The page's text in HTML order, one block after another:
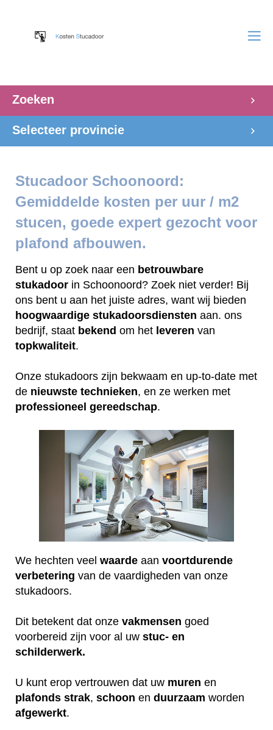
Zoeken
Selecteer provincie
Stucadoor Schoonoord:
Gemiddelde kosten per uur / m2
stucen, goede expert gezocht voor
plafond afbouwen.
Bent u op zoek naar een betrouwbare
stukadoor in Schoonoord? Zoek niet verder! Bij
ons bent u aan het juiste adres, want wij bieden
hoogwaardige stukadoorsdiensten aan. ons
bedrijf, staat bekend om het leveren van
topkwaliteit.
Onze stukadoors zijn bekwaam en up-to-date met
de nieuwste technieken, en ze werken met
professioneel gereedschap.
We hechten veel waarde aan voortdurende
verbetering van de vaardigheden van onze
stukadoors.
Dit betekent dat onze vakmensen goed
voorbereid zijn voor al uw stuc- en
schilderwerk.
U kunt erop vertrouwen dat uw muren en
plafonds strak, schoon en duurzaam worden
afgewerkt.